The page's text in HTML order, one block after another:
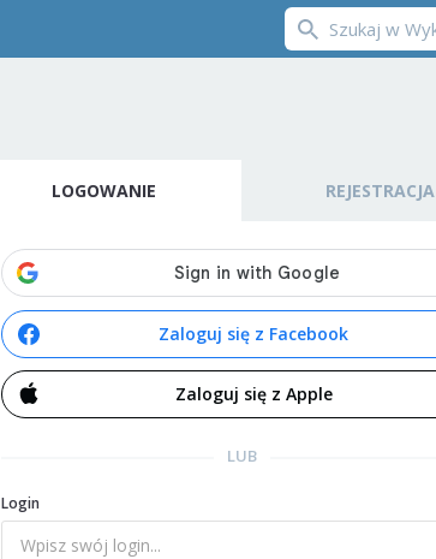
LOGOWANIE REJESTRACJA
Zaloguj się z Facebook
Zaloguj się z Apple
LUB
Login